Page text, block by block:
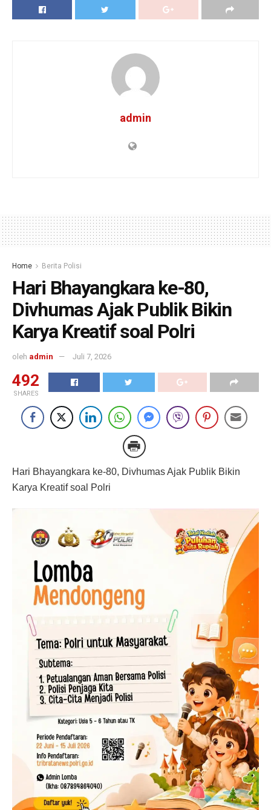
admin
Home Berita Polisi
Hari Bhayangkara ke-80,
Divhumas Ajak Publik Bikin
Karya Kreatif soal Polri
oleh admin Juli 7, 2026
492
SHARES
Hari Bhayangkara ke-80, Divhumas Ajak Publik Bikin
Karya Kreatif soal Polri